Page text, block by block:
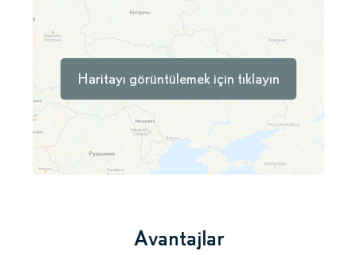
Haritayı görüntülemek için tıklayın
Avantajlar